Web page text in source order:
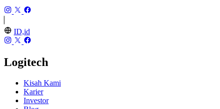
ID,id
Logitech
Kisah Kami
Karier
Investor